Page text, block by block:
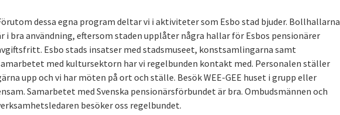
dessa egna program deltar vi i aktiviteter som Esbo stad bjuder. Bollhallarna
i bra användning, eftersom staden upplåter några hallar för Esbos pensionärer
Esbo stads insatser med stadsmuseet, konstsamlingarna samt
med kultursektorn har vi regelbunden kontakt med. Personalen ställer
upp och vi har möten på ort och ställe. Besök WEE-GEE huset i grupp eller
Samarbetet med Svenska pensionärsförbundet är bra. Ombudsmännen och
besöker oss regelbundet.